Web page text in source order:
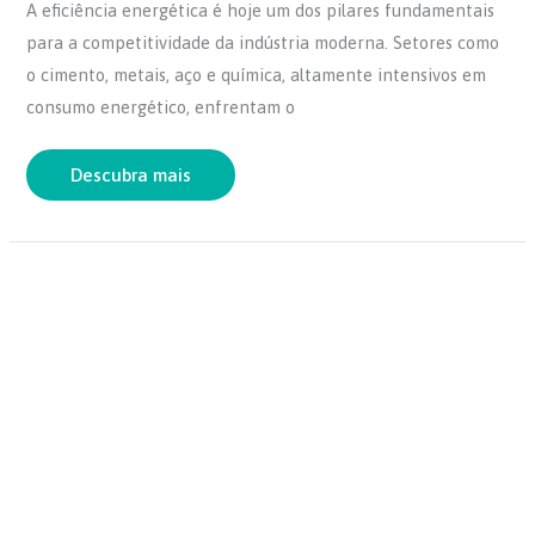
c
e
b
o
o
itt
er
at
s
A
p
p
ar
e
A eficiência energética é hoje um dos pilares fundamentais
para a competitividade da indústria moderna. Setores como
o cimento, metais, aço e química, altamente intensivos em
consumo energético, enfrentam o
Descubra mais